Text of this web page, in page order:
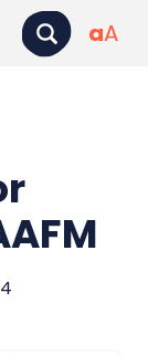
aA